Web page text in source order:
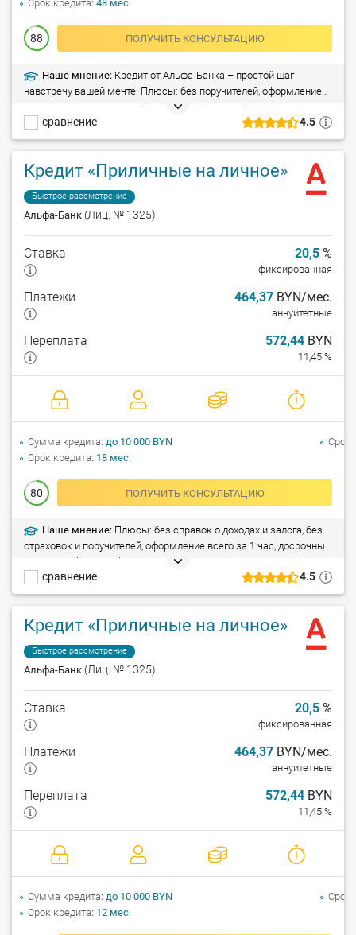
4.5
сравнение
88 ПОЛУЧИТЬ КОНСУЛЬТАЦИЮ
Срок кредита 48 мес.
Наше мнение: Кредит от Альфа-Банка – простой шаг
навстречу вашей мечте! Плюсы: без поручителей, оформление
всего за 1 час, досрочный возврат – без штрафа. Минусы:
справка о доходах (при сумме кредита свыше 5 000 рублей).
Кредит «Приличные на личное»
Быстрое рассмотрение
Альфа-Банк (Лиц. № 1325)
4.5
сравнение
Ставка 20,5 %
фиксированная
Платежи 464,37 BYN/мес.
аннуитетные
Переплата 572,44 BYN
11,45 %
80 ПОЛУЧИТЬ КОНСУЛЬТАЦИЮ
Сумма кредита до 10 000 BYN
Срок кредита 18 мес.
Срок
Наше мнение: Плюсы: без справок о доходах и залога, без
страховок и поручителей, оформление всего за 1 час, досрочный
возврат – без штрафа. Минусы: кредит не предоставляется
сотрудникам индивидуальных предпринимателей.
Кредит «Приличные на личное»
Быстрое рассмотрение
Альфа-Банк (Лиц. № 1325)
Ставка 20,5 %
фиксированная
Платежи 464,37 BYN/мес.
аннуитетные
Переплата 572,44 BYN
11,45 %
Сумма кредита до 10 000 BYN
Срок кредита 12 мес.
Срок